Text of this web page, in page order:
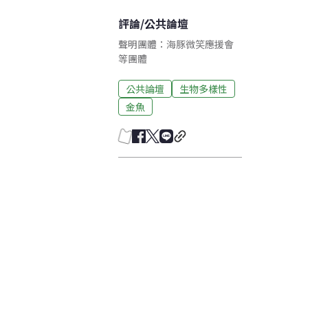
評論/公共論壇
聲明團體：海豚微笑應援會
等團體
公共論壇
生物多樣性
金魚